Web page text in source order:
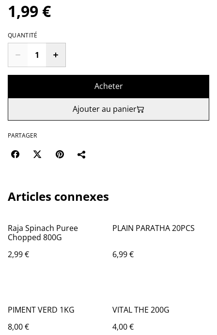
1,99 €
QUANTITÉ
Acheter
Ajouter au panier
PARTAGER
Articles connexes
Raja Spinach Puree
Chopped 800G
2,99 €
PLAIN PARATHA 20PCS
6,99 €
PIMENT VERD 1KG
8,00 €
VITAL THE 200G
4,00 €